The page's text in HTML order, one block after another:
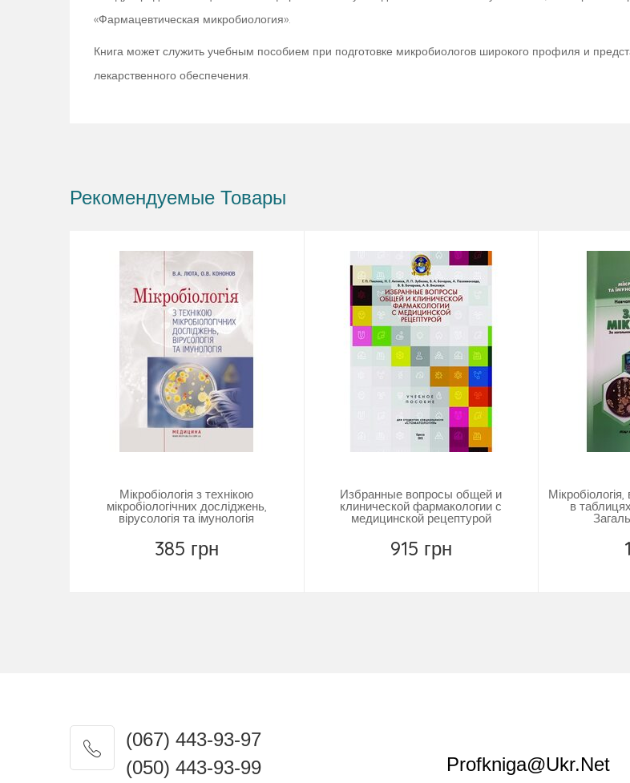
«Фармацевтическая микробиология».
Книга может служить учебным пособием при подготовке микробиологов широкого профиля и
лекарственного обеспечения.
Рекомендуемые Товары
Мікробіологія з технікою
мікробіологічних досліджень,
вірусологія та імунологія
385 грн
Избранные вопросы общей и
клинической фармакологии с
медицинской рецептурой
915 грн
Мікробіологія,
в
(067) 443-93-97
(050) 443-93-99
Profkniga@ukr.net